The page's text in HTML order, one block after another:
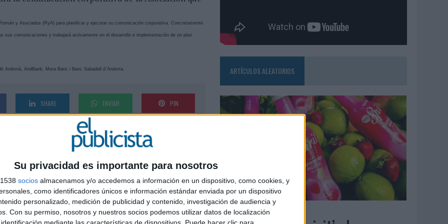
Su privacidad es importante para nosotros
socios almacenamos y/o accedemos a información en un dispositivo, como cookies, y
como identificadores únicos e información estándar enviada por un dispositivo
personalizado, medición de publicidad y contenido, investigación de audiencia y
Con su permiso, nosotros y nuestros socios podemos utilizar datos de localización
mediante las características de dispositivos. Puede hacer clic para
SPAIN PARA SAMSUNG ELECTRONICS IBERIA
y Asociados (RyA) para planificar y ejecutar su comunicación corporativa. Concretamente
sus comunicaciones y trabajará activamente en el desarrollo e implementación de un plan
AndBank, Mora Banc i Banc Sabadell d´Andorra.
SHARE ENVIAR PIN
ARTÍCULOS ALEATORIOS